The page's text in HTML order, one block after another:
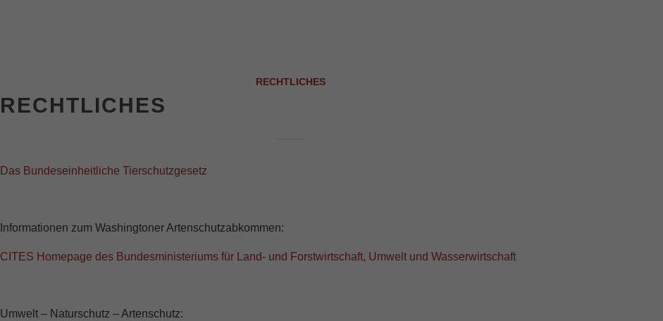
RECHTLICHES
RECHTLICHES
Das Bundeseinheitliche Tierschutzgesetz
Informationen zum Washingtoner Artenschutzabkommen:
CITES Homepage des Bundesministeriums für Land- und Forstwirtschaft, Umwelt und Wasserwirtschaft
Umwelt – Naturschutz – Artenschutz: